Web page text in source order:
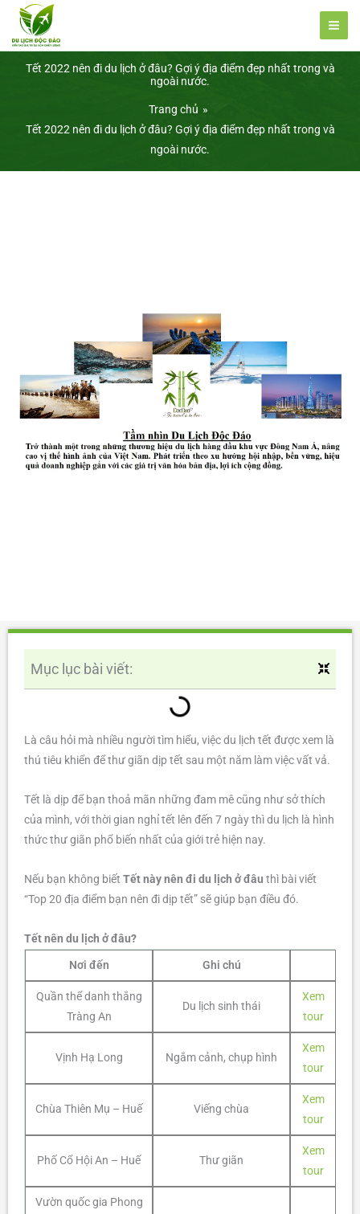
Nhảy
nội
Tết 2022 nên đi du lịch ở đâu? Gợi ý địa điểm đẹp nhất trong và
ngoài nước.
Trang chủ
Tết 2022 nên đi du lịch ở đâu? Gợi ý địa điểm đẹp nhất trong và
ngoài nước.
Mục lục bài viết:
Là câu hỏi mà nhiều người tìm hiểu, việc du lịch tết được xem là
thú tiêu khiển để thư giãn dịp tết sau một năm làm việc vất vả.
Tết là dịp để bạn thoả mãn những đam mê cũng như sở thích
của mình, với thời gian nghỉ tết lên đến 7 ngày thì du lịch là hình
thức thư giãn phổ biến nhất của giới trẻ hiện nay.
Nếu bạn không biết Tết này nên đi du lịch ở đâu thì bài viết
“Top 20 địa điểm bạn nên đi dịp tết” sẽ giúp bạn điều đó.
Tết nên du lịch ở đâu?
Nơi đến Ghi chú
Quần thể danh thắng
Tràng An
Du lịch sinh thái
Xem
tour
Vịnh Hạ Long Ngắm cảnh, chụp hình
Xem
tour
Chùa Thiên Mụ – Huế Viếng chùa
Xem
tour
Phố Cổ Hội An – Huế Thư giãn
Xem
tour
Vườn quốc gia Phong